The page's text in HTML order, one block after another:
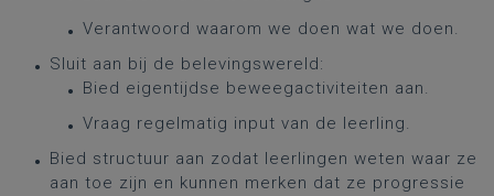
Verantwoord waarom we doen wat we doen.
Sluit aan bij de belevingswereld:
Bied eigentijdse beweegactiviteiten aan.
Vraag regelmatig input van de leerling.
Bied structuur aan zodat leerlingen weten waar ze
aan toe zijn en kunnen merken dat ze progressie